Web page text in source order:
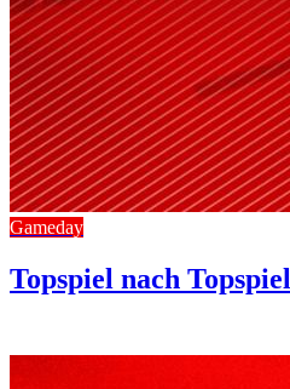
Gameday
Topspiel nach Topspiel